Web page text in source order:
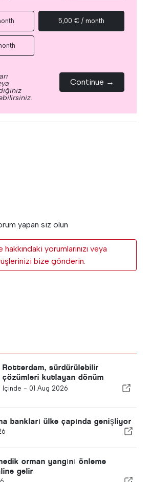
5,00 € / month
Continue →
yapan siz olun
hakkındaki yorumlarınızı veya
bize gönderin.
Rotterdam, sürdürülebilir
çözümleri kutlayan dönüm
noktası planlıyor
İçinde - 01 Aug 2026
bankları ülke çapında genişliyor
orman yangını önleme
gelir